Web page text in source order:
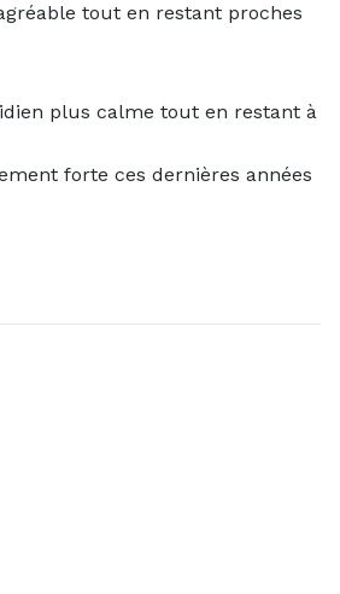
tout en restant proches
plus calme tout en restant à
forte ces dernières années